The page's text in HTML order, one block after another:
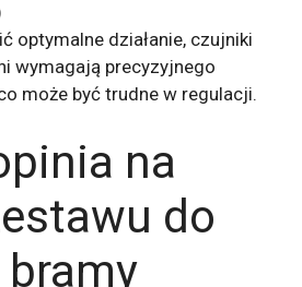
optymalne działanie, czujniki
wymagają precyzyjnego
może być trudne w regulacji.
na
do